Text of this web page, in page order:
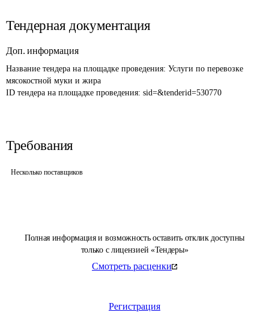
Полная информация и возможность оставить отклик доступны
только с лицензией «Тендеры»
Смотреть расценки
Регистрация
Тендерная документация
Доп. информация
Название тендера на площадке проведения: Услуги по перевозке
мясокостной муки и жира
ID тендера на площадке проведения: sid=&tenderid=530770
Требования
Несколько поставщиков